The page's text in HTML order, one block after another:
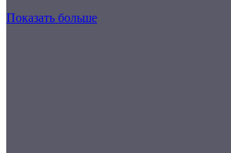
Показать больше